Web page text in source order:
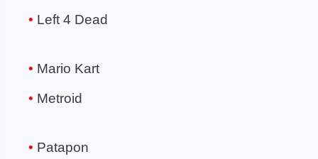
Left 4 Dead
Mario Kart
Metroid
Patapon